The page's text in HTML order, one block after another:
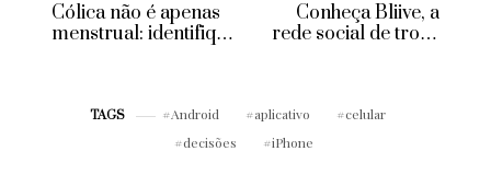
Cólica não é apenas
menstrual: identifique
Conheça Bliive, a
rede social de troca
TAGS Android aplicativo
celular
decisões
iPhone